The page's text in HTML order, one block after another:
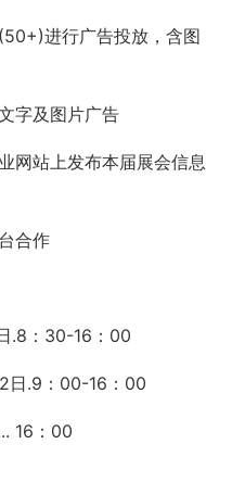
进行广告投放，含图
字及图片广告
网站上发布本届展会信息
合作
.8：30-16：00
日.9：00-16：00
16：00